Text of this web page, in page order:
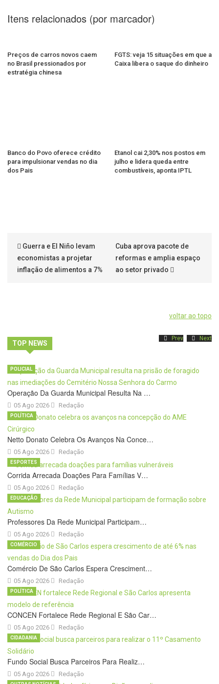
Itens relacionados (por marcador)
Preços de carros novos caem
no Brasil pressionados por
estratégia chinesa
FGTS: veja 15 situações em que a
Caixa libera o saque do dinheiro
Banco do Povo oferece crédito
para impulsionar vendas no dia
dos Pais
Etanol cai 2,30% nos postos em
julho e lidera queda entre
combustíveis, aponta IPTL
Guerra e El Niño levam
economistas a projetar
inflação de alimentos a 7%
Cuba aprova pacote de
reformas e amplia espaço
ao setor privado
voltar ao topo
TOP NEWS
Prev Next
Operação Da Guarda Municipal Resulta Na …
05 Ago 2026
POLICIAL
Redação
Netto Donato Celebra Os Avanços Na Conce…
05 Ago 2026
POLÍTICA
Redação
Corrida Arrecada Doações Para Famílias V…
05 Ago 2026
ESPORTES
Redação
Professores Da Rede Municipal Participam…
05 Ago 2026
EDUCAÇÃO
Redação
Comércio De São Carlos Espera Cresciment…
05 Ago 2026
COMÉRCIO
Redação
CONCEN Fortalece Rede Regional E São Car…
05 Ago 2026
POLÍTICA
Redação
Fundo Social Busca Parceiros Para Realiz…
05 Ago 2026
CIDADANIA
Redação